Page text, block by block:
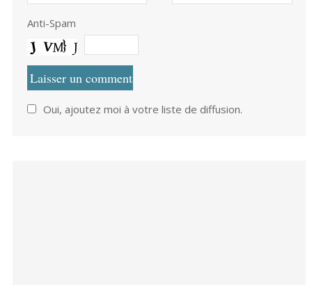
Anti-Spam
Oui, ajoutez moi à votre liste de diffusion.